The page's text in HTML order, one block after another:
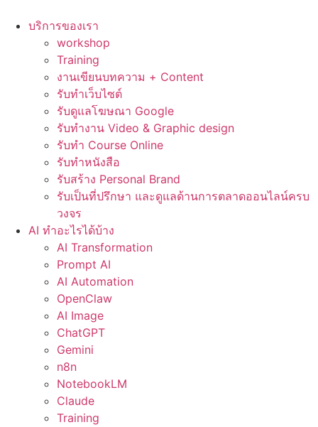
บริการของเรา
workshop
Training
งานเขียนบทความ + Content
รับทำเว็บไซต์
รับดูแลโฆษณา Google
รับทำงาน Video & Graphic design
รับทำ Course Online
รับทำหนังสือ
รับสร้าง Personal Brand
รับเป็นที่ปรึกษา และดูแลด้านการตลาดออนไลน์ครบ
วงจร
AI ทำอะไรได้บ้าง
AI Transformation
Prompt AI
AI Automation
OpenClaw
AI Image
ChatGPT
Gemini
n8n
NotebookLM
Claude
Training